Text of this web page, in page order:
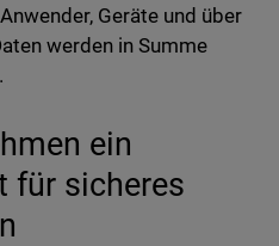
Geräte und über
werden in Summe
ein
für sicheres